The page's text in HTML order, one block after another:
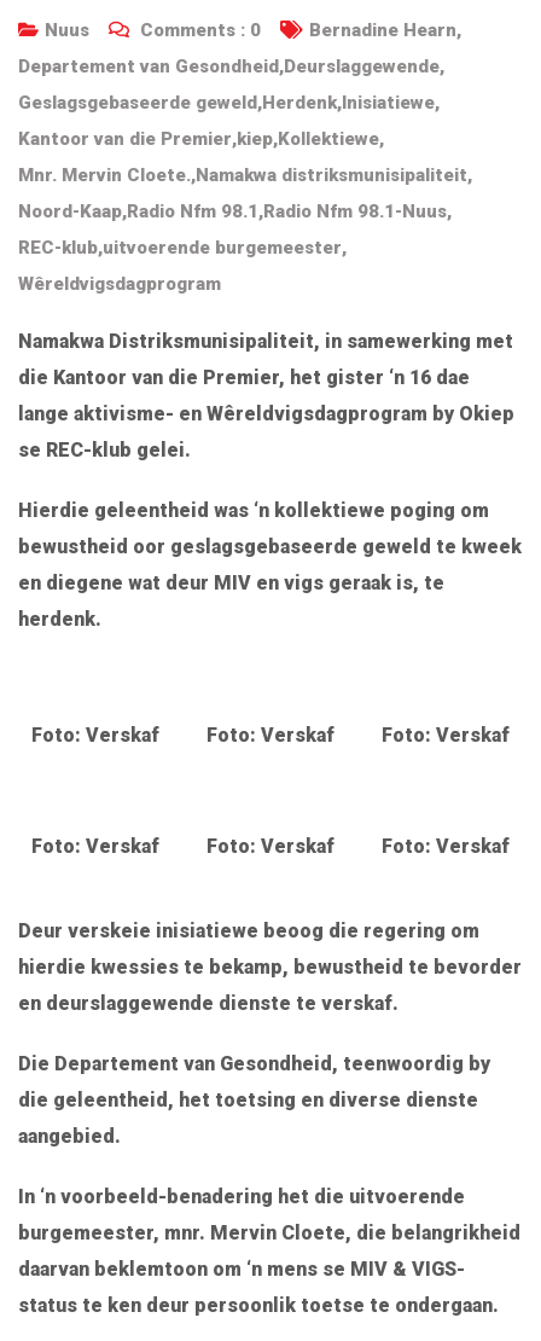
Nuus Comments : 0 Bernadine Hearn,
Departement van Gesondheid,Deurslaggewende,
Geslagsgebaseerde geweld,Herdenk,Inisiatiewe,
Kantoor van die Premier,kiep,Kollektiewe,
Mnr. Mervin Cloete.,Namakwa distriksmunisipaliteit,
Noord-Kaap,Radio Nfm 98.1,Radio Nfm 98.1-Nuus,
REC-klub,uitvoerende burgemeester,
Wêreldvigsdagprogram
Namakwa Distriksmunisipaliteit, in samewerking met
die Kantoor van die Premier, het gister ‘n 16 dae
lange aktivisme- en Wêreldvigsdagprogram by Okiep
se REC-klub gelei.
Hierdie geleentheid was ‘n kollektiewe poging om
bewustheid oor geslagsgebaseerde geweld te kweek
en diegene wat deur MIV en vigs geraak is, te
herdenk.
Foto: Verskaf Foto: Verskaf Foto: Verskaf
Foto: Verskaf Foto: Verskaf Foto: Verskaf
Deur verskeie inisiatiewe beoog die regering om
hierdie kwessies te bekamp, bewustheid te bevorder
en deurslaggewende dienste te verskaf.
Die Departement van Gesondheid, teenwoordig by
die geleentheid, het toetsing en diverse dienste
aangebied.
In ‘n voorbeeld-benadering het die uitvoerende
burgemeester, mnr. Mervin Cloete, die belangrikheid
daarvan beklemtoon om ‘n mens se MIV & VIGS-
status te ken deur persoonlik toetse te ondergaan.